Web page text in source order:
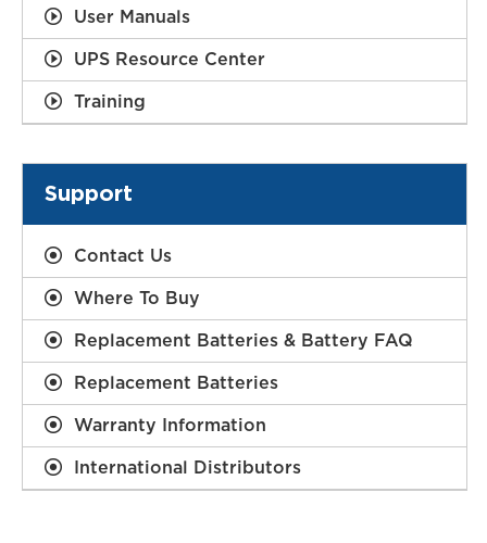
User Manuals
UPS Resource Center
Training
Support
Contact Us
Where To Buy
Replacement Batteries & Battery FAQ
Replacement Batteries
Warranty Information
International Distributors